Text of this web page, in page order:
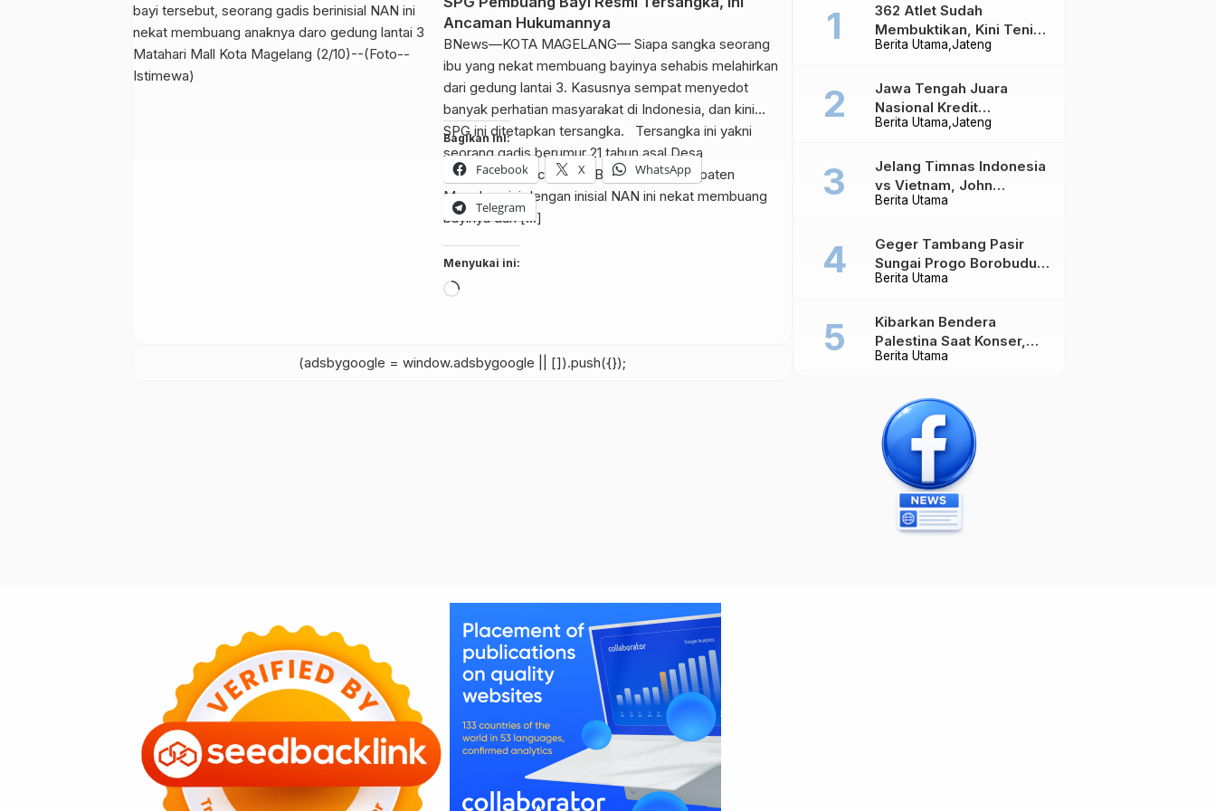
Ancaman Hukumannya
BNews—KOTA MAGELANG— Siapa sangka seorang
ibu yang nekat membuang bayinya sehabis melahirkan
dari gedung lantai 3. Kasusnya sempat menyedot
banyak perhatian masyarakat di Indonesia, dan kini
SPG ini ditetapkan tersangka. Tersangka ini yakni
seorang gadis berumur 21 tahun asal Desa
Banyuwangi Kecamatan Bandongan Kabupaten
Magelang ini dengan inisial NAN ini nekat membuang
bayinya dari […]
Bagikan ini:
Facebook X WhatsApp
Telegram
Menyukai ini:
Memuat...
(adsbygoogle = window.adsbygoogle || []).push({});
Berita Utama Jateng
362 Atlet Sudah
Membuktikan, Kini Tenis
Meja Jateng Dibidik Jadi
Berita Utama Jateng
Jawa Tengah Juara
Nasional Kredit
Perumahan, Realisasi
Berita Utama
Jelang Timnas Indonesia
vs Vietnam, John
Herdman Ungkap Hal
Berita Utama
Geger Tambang Pasir
Sungai Progo Borobudur,
Warga Sambeng Hentikan
Berita Utama
Kibarkan Bendera
Palestina Saat Konser,
Massive Attack Dilarang